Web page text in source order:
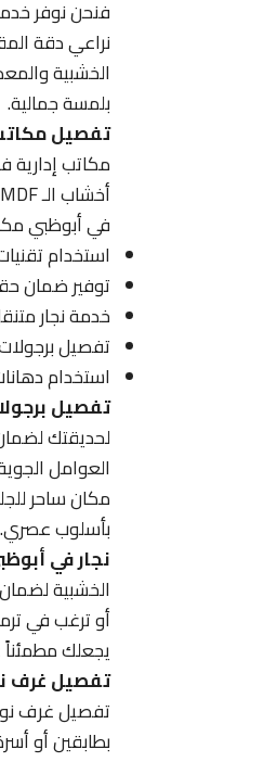
نراعي دقة
الخشبية
بلمسة جمالية.
تفصيل
مكاتب
في أبوظبي
استخدام
توفير ضمان
خدمة نجار
تفصيل
استخدام
تفصيل
لحديقتك
العوامل
مكان ساحر
بأسلوب عصري.
نجار في
الخشبية
أو ترغب في
يجعلك
تفصيل غرف
تفصيل غرف
بطابقين أو